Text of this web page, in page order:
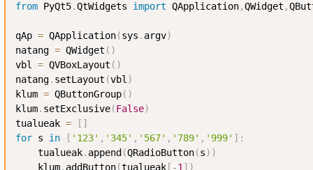
from PyQt5.QtWidgets import QApplication,QWidget ,
qAp = QApplication(sys . argv)
natang = QWidget ( )
vbl = QVBoxLayout ( )
natang. setLayout (vbl )
klum = QButtonGroup( )
klum. setExclusive(False)
tualueak = [ ]
for s in [ '123' , '345' , '567' , '789' , '999' ] :
    tualueak
. append (QRadioButton(s) )
    klum
. addButton(tualueak [ -1 ] )